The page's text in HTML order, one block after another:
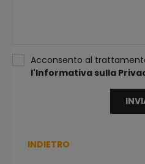
Acconsento al
l'Informativa sulla
INDIETRO